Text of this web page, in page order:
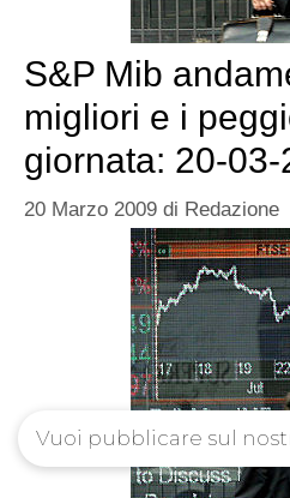
S&P Mib
migliori e i
giornata: 20-03-
20 Marzo 2009 di Redazione
Vuoi pubblicare sul